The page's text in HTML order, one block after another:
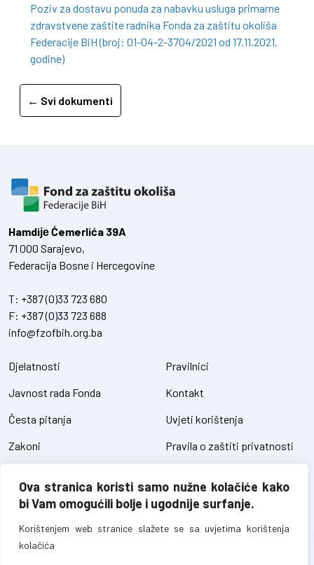
Ova stranica koristi samo nužne kolačiće kako
bi Vam omogućili bolje i ugodnije surfanje.
Korištenjem web stranice slažete se sa uvjetima korištenja
kolačića
Poziv za dostavu ponuda za nabavku usluga primarne
zdravstvene zaštite radnika Fonda za zaštitu okoliša
Federacije BiH (broj: 01-04-2-3704/2021 od 17.11.2021.
godine)
← Svi dokumenti
Hamdiје Ćemerlića 39A
71 000 Sarajevo,
Federacija Bosne i Hercegovine
T: +387 (0)33 723 680
F: +387 (0)33 723 688
info@fzofbih.org.ba
Djelatnosti
Javnost rada Fonda
Česta pitanja
Zakoni
Pravilnici
Kontakt
Uvjeti korištenja
Pravila o zaštiti privatnosti
Pristup informacijama